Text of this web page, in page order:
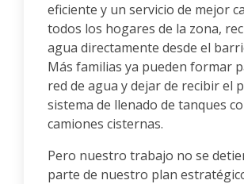
eficiente y un servicio de mejor
todos los hogares de la zona,
agua directamente desde el
Más familias ya pueden formar
red de agua y dejar de recibir el
sistema de llenado de tanques
camiones cisternas.
Pero nuestro trabajo no se
parte de nuestro plan